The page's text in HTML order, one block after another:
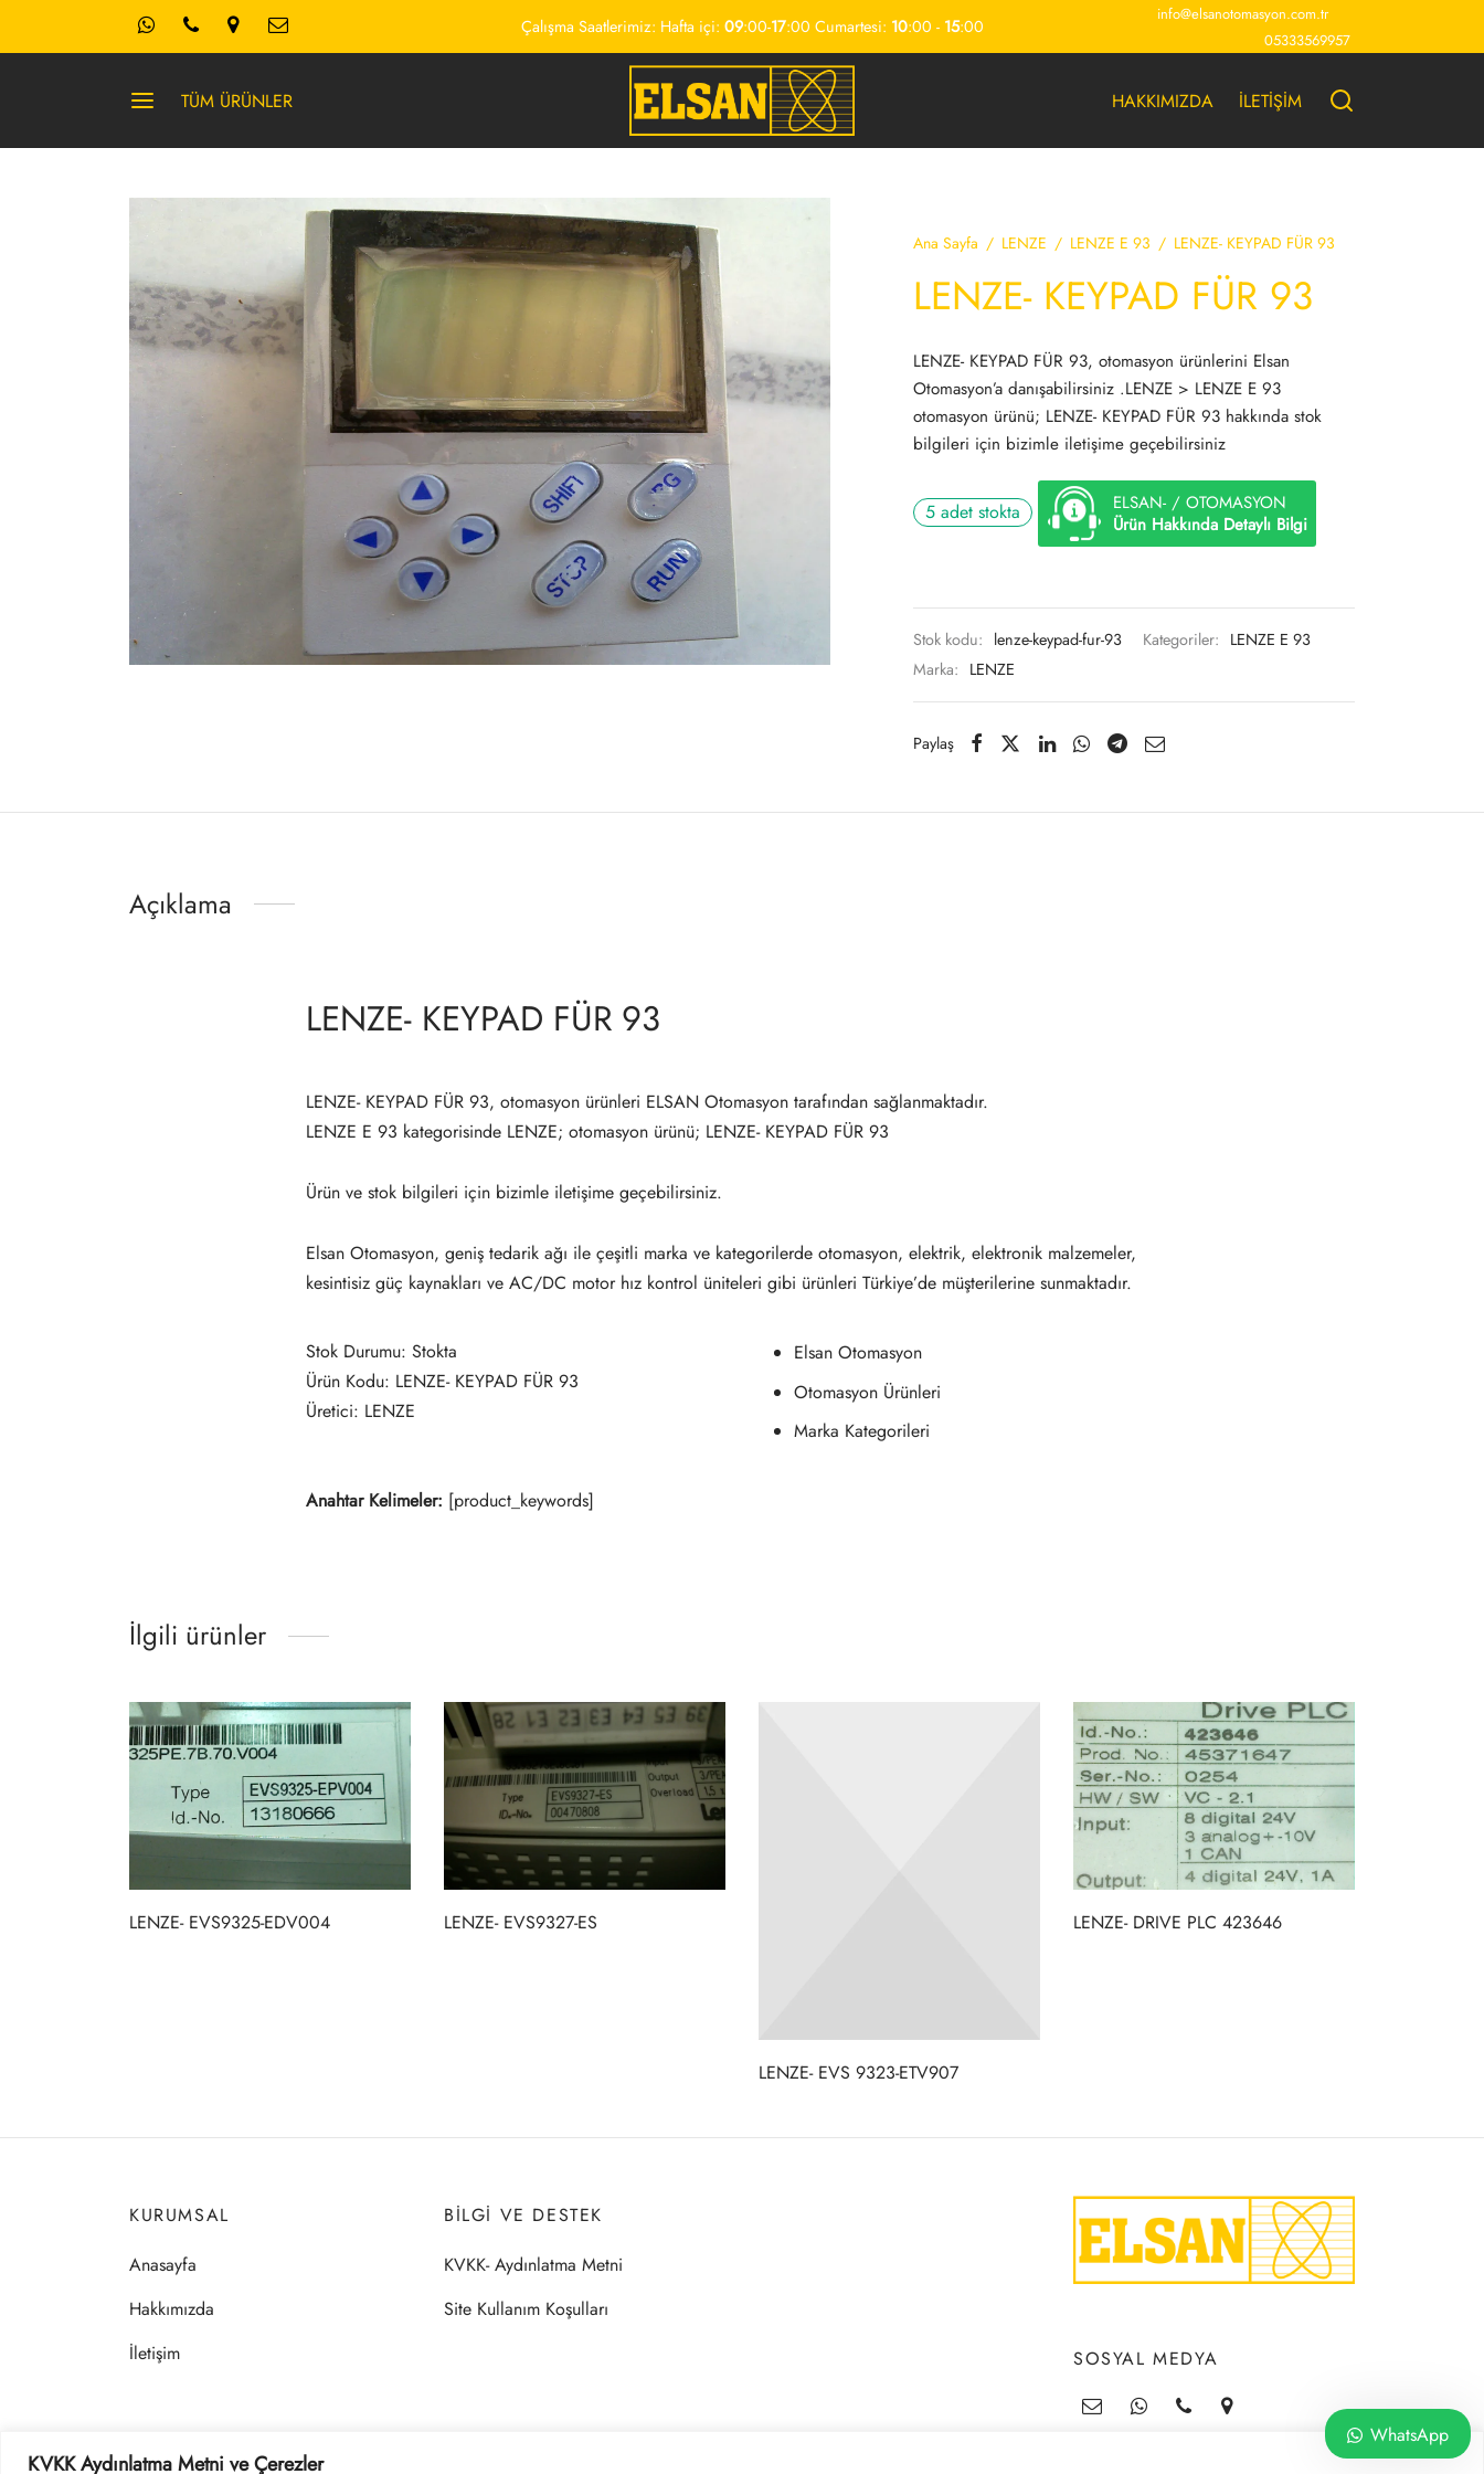
KVKK Aydınlatma Metni ve Çerezler
Çalışma Saatlerimiz: Hafta içi: 09:00-17:00 Cumartesi: 10:00 - 15:00
info@elsanotomasyon.com.tr
05333569957
TÜM ÜRÜNLER HAKKIMIZDA İLETİŞİM
Ana Sayfa / LENZE / LENZE E 93 / LENZE- KEYPAD FÜR 93
LENZE- KEYPAD FÜR 93
LENZE- KEYPAD FÜR 93, otomasyon ürünlerini Elsan
Otomasyon’a danışabilirsiniz .LENZE > LENZE E 93
otomasyon ürünü; LENZE- KEYPAD FÜR 93 hakkında stok
bilgileri için bizimle iletişime geçebilirsiniz
5 adet stokta
ELSAN- / OTOMASYON
Ürün Hakkında Detaylı Bilgi
Stok kodu: lenze-keypad-fur-93 Kategoriler: LENZE E 93
Marka: LENZE
Paylaş
Açıklama
LENZE- KEYPAD FÜR 93
LENZE- KEYPAD FÜR 93, otomasyon ürünleri ELSAN Otomasyon tarafından sağlanmaktadır.
LENZE E 93 kategorisinde LENZE; otomasyon ürünü; LENZE- KEYPAD FÜR 93
Ürün ve stok bilgileri için bizimle iletişime geçebilirsiniz.
Elsan Otomasyon, geniş tedarik ağı ile çeşitli marka ve kategorilerde otomasyon, elektrik, elektronik malzemeler,
kesintisiz güç kaynakları ve AC/DC motor hız kontrol üniteleri gibi ürünleri Türkiye’de müşterilerine sunmaktadır.
Stok Durumu: Stokta
Ürün Kodu: LENZE- KEYPAD FÜR 93
Üretici: LENZE
Elsan Otomasyon
Otomasyon Ürünleri
Marka Kategorileri
Anahtar Kelimeler: [product_keywords]
İlgili ürünler
LENZE- EVS9325-EDV004 LENZE- EVS9327-ES
LENZE- EVS 9323-ETV907
LENZE- DRIVE PLC 423646
KURUMSAL
Anasayfa
Hakkımızda
İletişim
BILGI VE DESTEK
KVKK- Aydınlatma Metni
Site Kullanım Koşulları
SOSYAL MEDYA
WhatsApp